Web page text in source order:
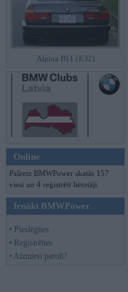
Alpina B11 (E32)
Online
Pašreiz BMWPower skatās 157
viesi un 4 reģistrēti lietotāji.
Ienākt BMWPower
• Pieslēgties
• Reģistrēties
• Aizmirsi paroli?